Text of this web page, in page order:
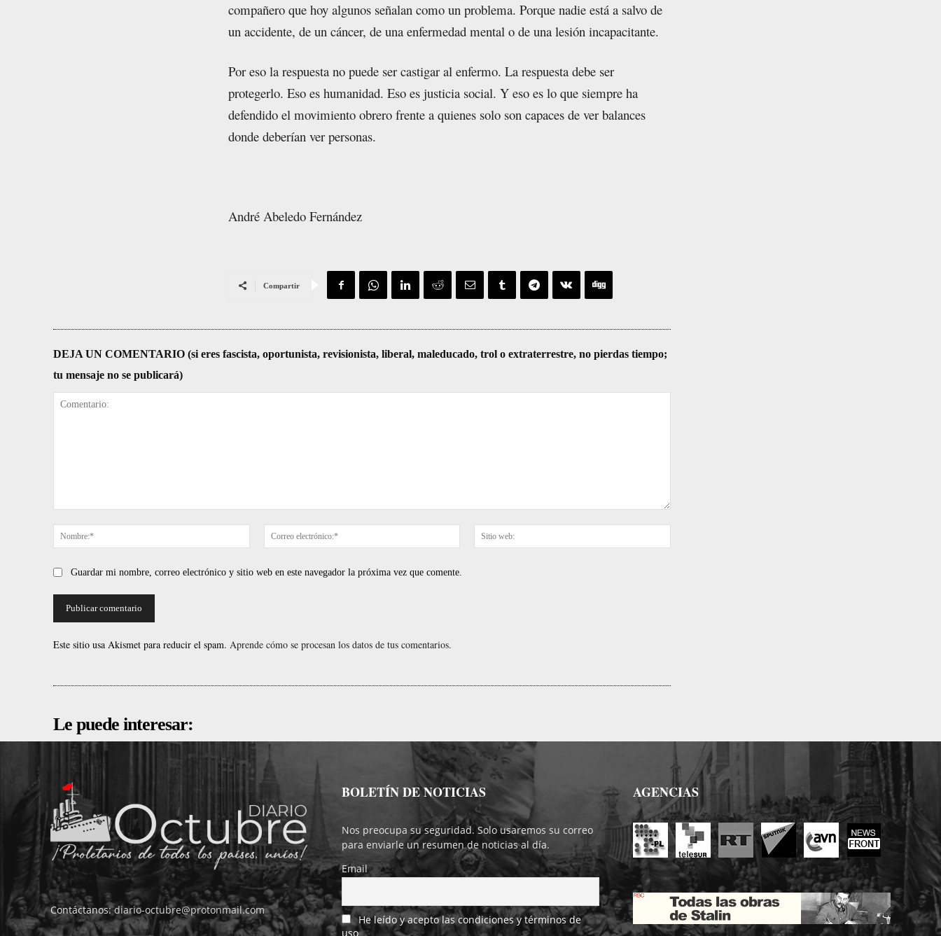
compañero que hoy algunos señalan como un problema. Porque nadie está a salvo de
un accidente, de un cáncer, de una enfermedad mental o de una lesión incapacitante.
Por eso la respuesta no puede ser castigar al enfermo. La respuesta debe ser
protegerlo. Eso es humanidad. Eso es justicia social. Y eso es lo que siempre ha
defendido el movimiento obrero frente a quienes solo son capaces de ver balances
donde deberían ver personas.
André Abeledo Fernández
Compartir
DEJA UN COMENTARIO (si eres fascista, oportunista, revisionista, liberal, maleducado, trol o extraterrestre, no pierdas tiempo;
tu mensaje no se publicará)
Nombre:*
Correo
electrónico:*
web:
Guardar mi nombre, correo electrónico y sitio web en este navegador la próxima vez que comente.
Este sitio usa Akismet para reducir el spam. Aprende cómo se procesan los datos de tus comentarios.
Le puede interesar:
Contáctanos:diario-octubre@protonmail.com
BOLETÍN DE NOTICIAS
Nos preocupa su seguridad. Solo usaremos su correo
para enviarle un resumen de noticias al día.
Email
He leído y acepto las condiciones y términos de
uso
AGENCIAS